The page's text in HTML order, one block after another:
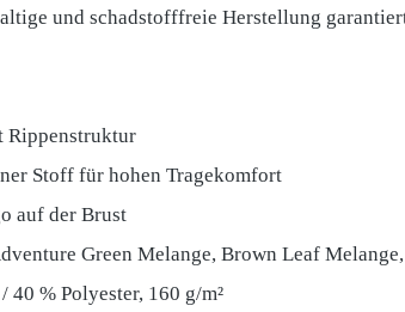
und schadstofffreie Herstellung
Rippenstruktur
Stoff für hohen Tragekomfort
auf der Brust
Green Melange, Brown Leaf
% Polyester, 160 g/m²